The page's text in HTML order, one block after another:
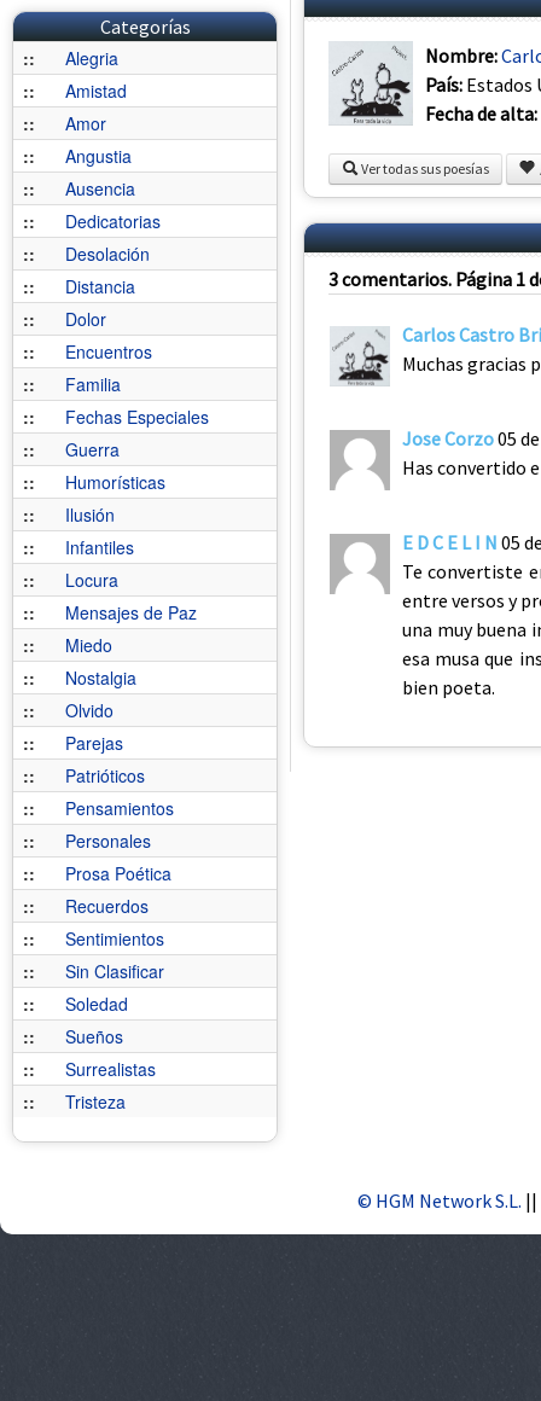
Categorías
::
Alegria
::
Amistad
::
Amor
::
Angustia
::
Ausencia
::
Dedicatorias
::
Desolación
::
Distancia
::
Dolor
::
Encuentros
::
Familia
::
Fechas Especiales
::
Guerra
::
Humorísticas
::
Ilusión
::
Infantiles
::
Locura
::
Mensajes de Paz
::
Miedo
::
Nostalgia
::
Olvido
::
Parejas
::
Patrióticos
::
Pensamientos
::
Personales
::
Prosa Poética
::
Recuerdos
::
Sentimientos
::
Sin Clasificar
::
Soledad
::
Sueños
::
Surrealistas
::
Tristeza
Nombre:
País: Estados
Fecha de alta:
Ver todas sus poesías
3 comentarios. Página 1
Carlos Castro
Muchas gracias
Jose Corzo05
Has convertido
E D C E L I N 05
Te convertiste
entre versos y
una muy buena
esa musa que
bien poeta.
© HGM Network S.L. ||